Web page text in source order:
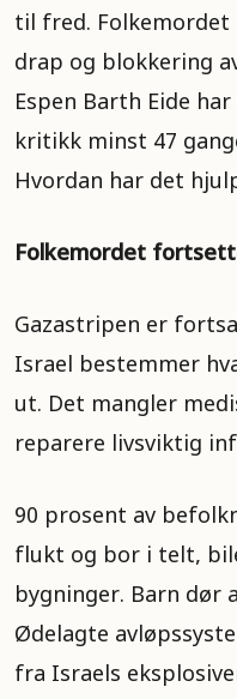
til fred.
drap og blokkering
Espen Barth Eide
kritikk minst 47
Hvordan har det
Folkemordet
Gazastripen er
Israel bestemmer
ut. Det mangler
reparere livsviktig
90 prosent av
flukt og bor i telt,
bygninger. Barn dør
Ødelagte
fra Israels